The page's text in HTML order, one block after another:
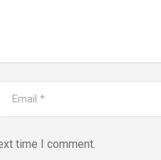
time I comment.